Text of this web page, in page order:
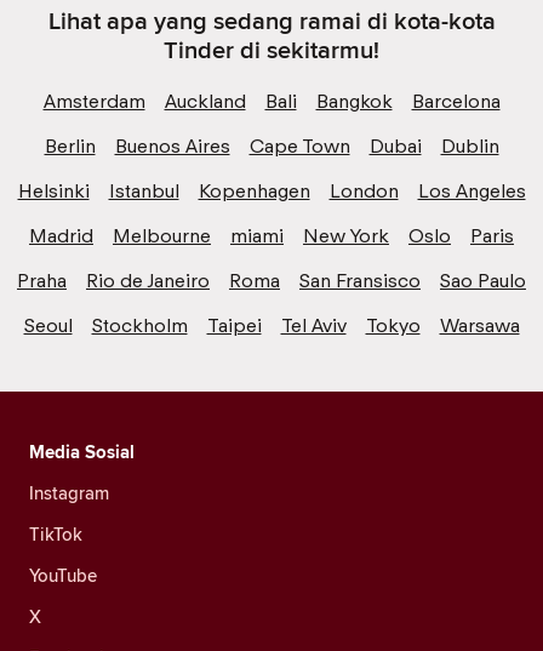
Lihat apa yang sedang ramai di kota-kota
Tinder di sekitarmu!
Amsterdam Auckland Bali Bangkok
Barcelona
Berlin
Buenos Aires Cape Town Dubai
Dublin
Helsinki
Istanbul Kopenhagen London
Los Angeles
Madrid
Melbourne miami New York Oslo
Paris
Praha
Rio de Janeiro Roma San Fransisco
Sao Paulo
Seoul
Stockholm Taipei Tel Aviv Tokyo Warsawa
Media Sosial
Instagram
TikTok
YouTube
X